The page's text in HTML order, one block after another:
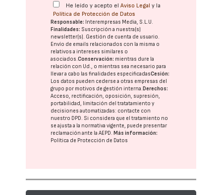
He leído y acepto elAviso Legal y la
Política de Protección de Datos
Responsable: Interempresas Media, S.L.U.
Finalidades: Suscripción a nuestra(s)
newsletter(s). Gestión de cuenta de usuario.
Envío de emails relacionados con la misma o
relativos a intereses similares o
asociados.Conservación: mientras dure la
relación con Ud., o mientras sea necesario para
llevar a cabo las finalidades especificadasCesión:
Los datos pueden cederse a otras empresas del
grupo por motivos de gestión interna.Derechos:
Acceso, rectificación, oposición, supresión,
portabilidad, limitación del tratatamiento y
decisiones automatizadas: contacte con
nuestro DPD. Si considera que el tratamiento no
se ajusta a la normativa vigente, puede presentar
reclamación ante laAEPD.Más información:
Política de Protección de Datos